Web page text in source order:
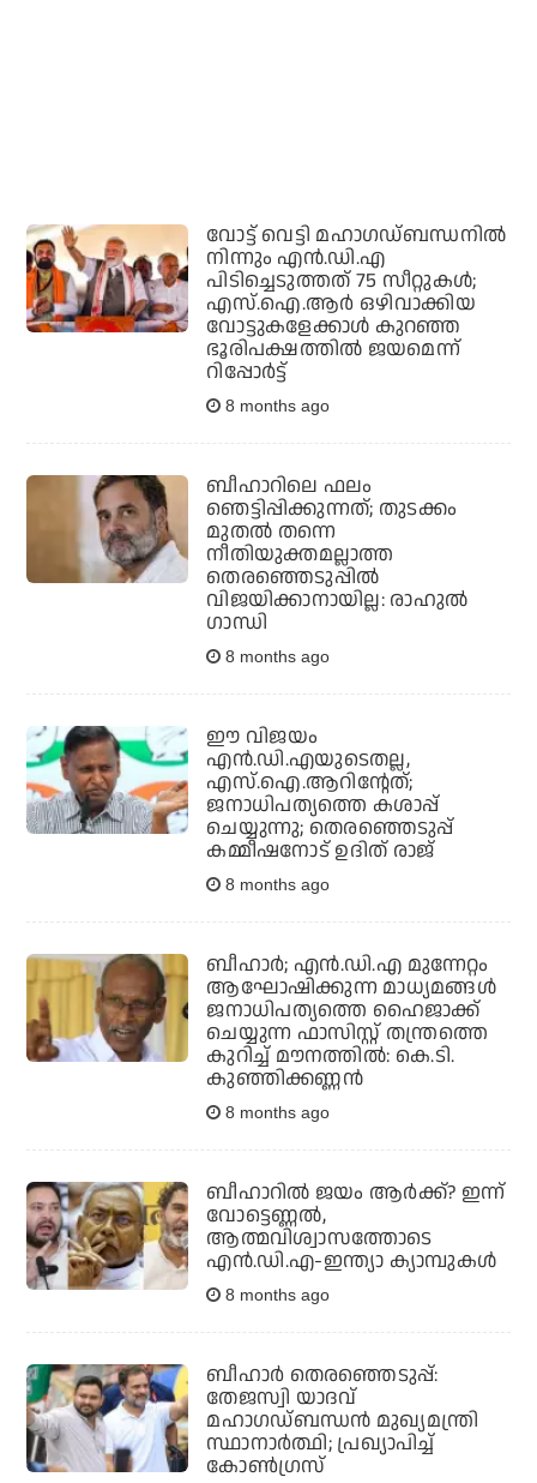
വോട്ട് വെട്ടി മഹാഗഡ്ബന്ധനില്‍
നിന്നും എന്‍.ഡി.എ
പിടിച്ചെടുത്തത് 75 സീറ്റുകള്‍;
എസ്.ഐ.ആര്‍ ഒഴിവാക്കിയ
വോട്ടുകളേക്കാള്‍ കുറഞ്ഞ
ഭൂരിപക്ഷത്തില്‍ ജയമെന്ന്
റിപ്പോര്‍ട്ട്
8 months ago
ബീഹാറിലെ ഫലം
ഞെട്ടിപ്പിക്കുന്നത്; തുടക്കം
മുതല്‍ തന്നെ
നീതിയുക്തമല്ലാത്ത
തെരഞ്ഞെടുപ്പില്‍
വിജയിക്കാനായില്ല: രാഹുല്‍
ഗാന്ധി
8 months ago
ഈ വിജയം
എന്‍.ഡി.എയുടെതല്ല,
എസ്.ഐ.ആറിന്റേത്;
ജനാധിപത്യത്തെ കശാപ്പ്
ചെയ്യുന്നു; തെരഞ്ഞെടുപ്പ്
കമ്മീഷനോട് ഉദിത് രാജ്
8 months ago
ബീഹാര്‍; എന്‍.ഡി.എ മുന്നേറ്റം
ആഘോഷിക്കുന്ന മാധ്യമങ്ങള്‍
ജനാധിപത്യത്തെ ഹൈജാക്ക്
ചെയ്യുന്ന ഫാസിസ്റ്റ് തന്ത്രത്തെ
കുറിച്ച് മൗനത്തില്‍: കെ.ടി.
കുഞ്ഞിക്കണ്ണന്‍
8 months ago
ബീഹാറില്‍ ജയം ആര്‍ക്ക്? ഇന്ന്
വോട്ടെണ്ണല്‍,
ആത്മവിശ്വാസത്തോടെ
എന്‍.ഡി.എ-ഇന്ത്യാ ക്യാമ്പുകള്‍
8 months ago
ബീഹാര്‍ തെരഞ്ഞെടുപ്പ്:
തേജസ്വി യാദവ്
മഹാഗഡ്ബന്ധന്‍ മുഖ്യമന്ത്രി
സ്ഥാനാര്‍ത്ഥി; പ്രഖ്യാപിച്ച്
കോണ്‍ഗ്രസ്